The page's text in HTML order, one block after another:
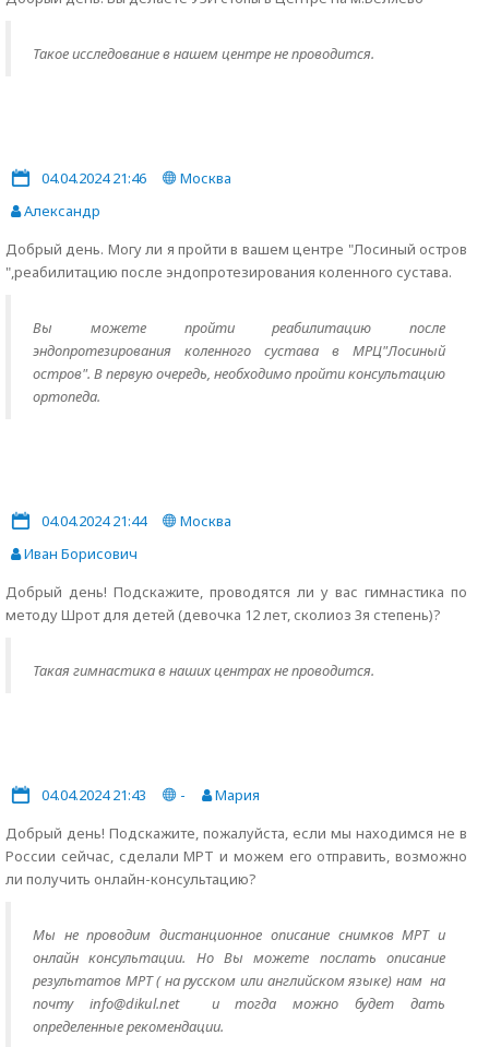
Такое исследование в нашем центре не проводится.
04.04.2024 21:46
Москва
Александр
Добрый день. Могу ли я пройти в вашем центре "Лосиный остров
",реабилитацию после эндопротезирования коленного сустава.
Вы можете пройти реабилитацию после
эндопротезирования коленного сустава в МРЦ"Лосиный
остров". В первую очередь, необходимо пройти консультацию
ортопеда.
04.04.2024 21:44
Москва
Иван Борисович
Добрый день! Подскажите, проводятся ли у вас гимнастика по
методу Шрот для детей (девочка 12 лет, сколиоз 3я степень)?
Такая гимнастика в наших центрах не проводится.
04.04.2024 21:43 -
Мария
Добрый день! Подскажите, пожалуйста, если мы находимся не в
России сейчас, сделали МРТ и можем его отправить, возможно
ли получить онлайн-консультацию?
Мы не проводим дистанционное описание снимков МРТ и
онлайн консультации. Но Вы можете послать описание
результатов МРТ ( на русском или английском языке) нам на
почту info@dikul.net и тогда можно будет дать
определенные рекомендации.